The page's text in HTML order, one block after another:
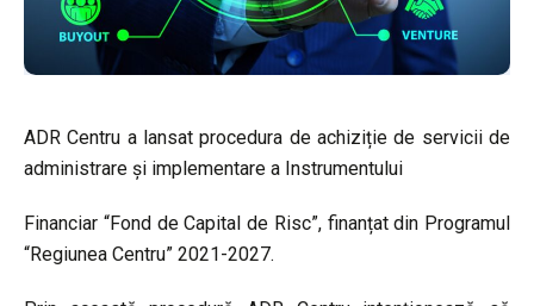
ADR Centru a lansat procedura de achiziție de servicii de
administrare și implementare a Instrumentului
Financiar “Fond de Capital de Risc”, finanțat din Programul
“Regiunea Centru” 2021-2027.